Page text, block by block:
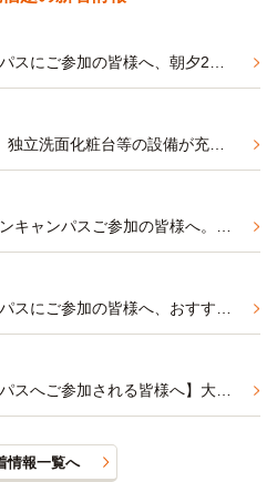
情報一覧へ